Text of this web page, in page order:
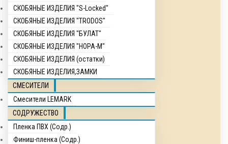
СКОБЯНЫЕ ИЗДЕЛИЯ "S-Locked"
СКОБЯНЫЕ ИЗДЕЛИЯ "TRODOS"
СКОБЯНЫЕ ИЗДЕЛИЯ "БУЛАТ"
СКОБЯНЫЕ ИЗДЕЛИЯ "НОРА-М"
СКОБЯНЫЕ ИЗДЕЛИЯ (остатки)
СКОБЯНЫЕ ИЗДЕЛИЯ,ЗАМКИ
СМЕСИТЕЛИ
Смесители LEMARK
СОДРУЖЕСТВО
Пленка ПВХ (Содр.)
Финиш-пленка (Содр.)